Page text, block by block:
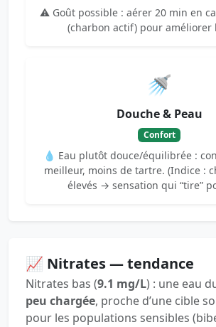
⚠️ Goût possible : aérer 20 min en
(charbon actif) pour améliorer
🚿
Douche & Peau
Confort
💧 Eau plutôt douce/équilibrée :
meilleur, moins de tartre. (Indice :
élevés → sensation qui “tire”
📈 Nitrates — tendance
Nitrates bas (9.1 mg/L) : une eau
peu chargée, proche d’une cible
pour les populations sensibles